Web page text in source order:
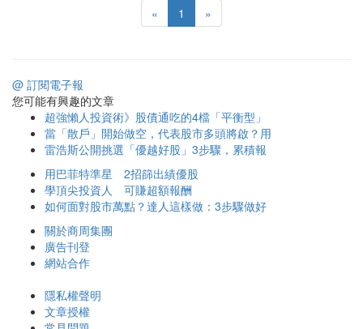
« 1 »
@ 訂閱電子報
您可能有興趣的文章
超強懶人投資術》股債通吃的4檔「平衡型」
當「散戶」開始做空，代表股市多頭將啟？用
雷浩斯公開挑選「優越好股」3步驟，累積報
用巴菲特準星 2招篩出績優股
學頂尖投資人 可賺超額報酬
如何面對股市萬點？達人這樣做：3步驟做好
關於商周集團
廣告刊登
網站合作
隱私權聲明
文章授權